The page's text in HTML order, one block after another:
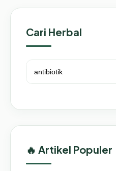
Cari Herbal
🔥 Artikel Populer